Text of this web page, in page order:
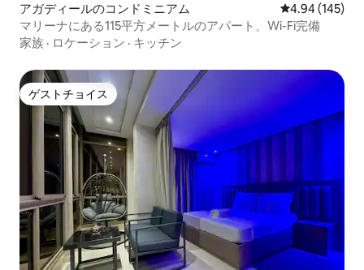
アガディールのコンドミニアム レビュー145
4.94 (145)
マリーナにある115平方メートルのアパート、Wi-Fi完備
家族 · ロケーション · キッチン
ゲストチョイス
ゲストチョイス